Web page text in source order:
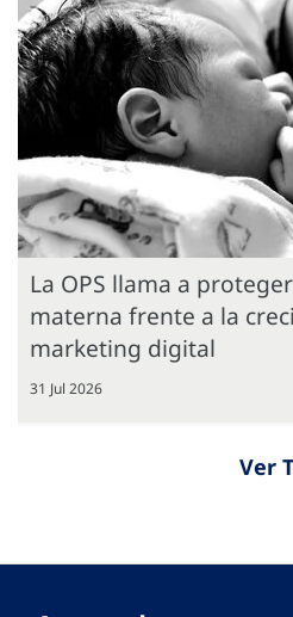
La OPS llama a
materna frente a la
marketing digital
31 Jul 2026
Ver